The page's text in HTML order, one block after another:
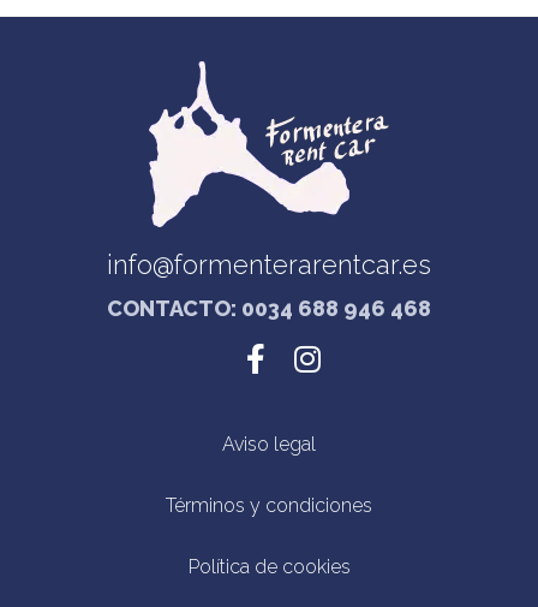
info@formenterarentcar.es
CONTACTO: 0034 688 946 468
Aviso legal
Términos y condiciones
Política de cookies